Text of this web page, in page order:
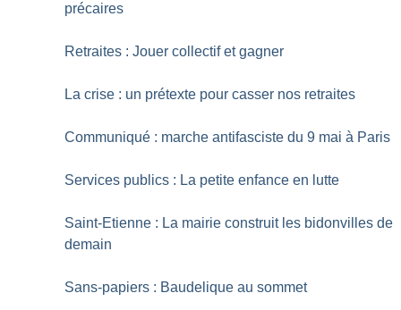
précaires
Retraites : Jouer collectif et gagner
La crise : un prétexte pour casser nos retraites
Communiqué : marche antifasciste du 9 mai à Paris
Services publics : La petite enfance en lutte
Saint-Etienne : La mairie construit les bidonvilles de
demain
Sans-papiers : Baudelique au sommet